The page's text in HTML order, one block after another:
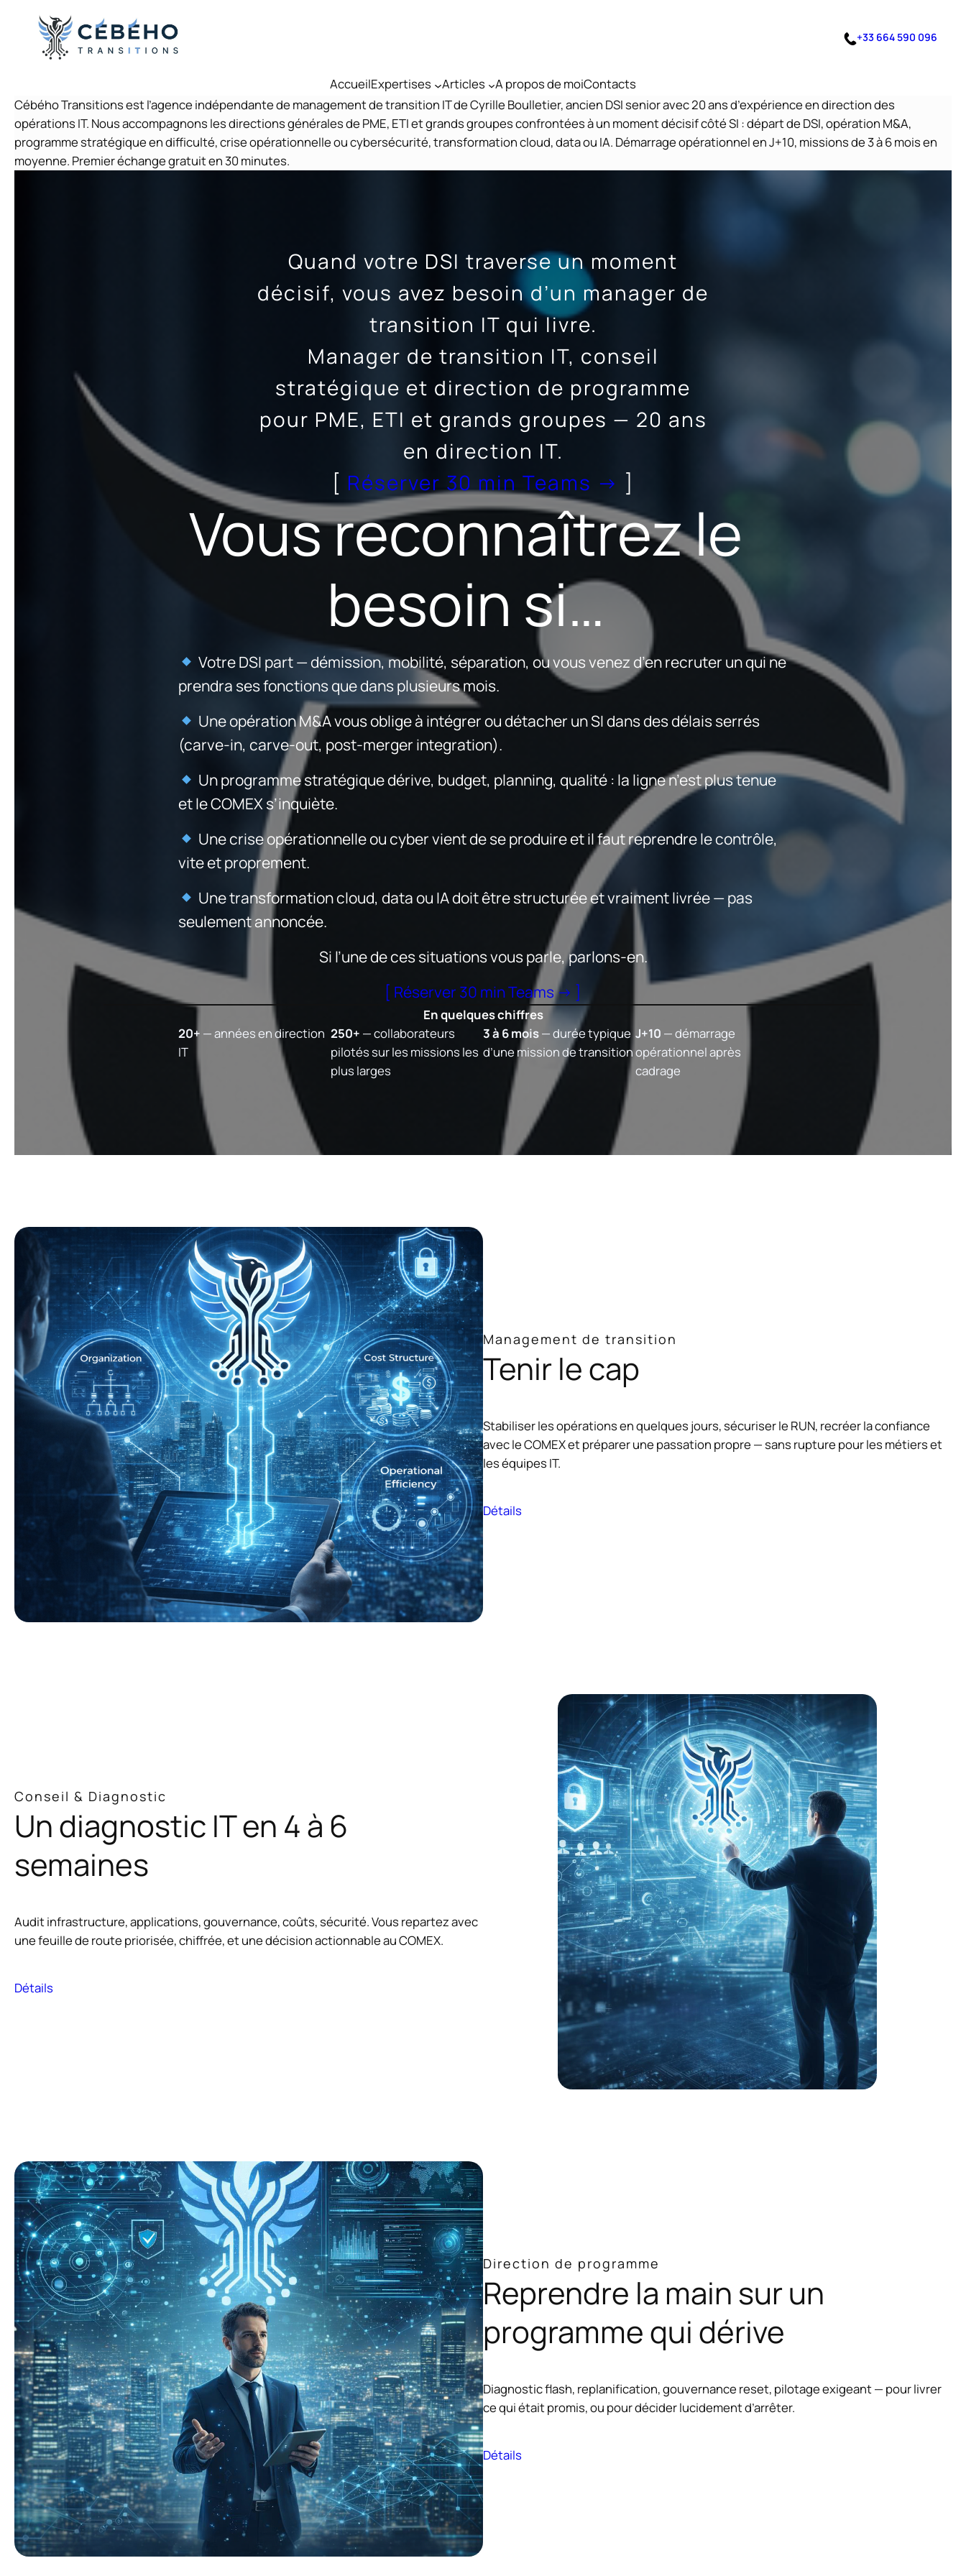
contenu
+33 664 590 096
AccueilExpertises Articles A propos de moiContacts
Cébého Transitions est l’agence indépendante de management de transition IT de Cyrille Boulletier, ancien DSI senior avec 20 ans d’expérience en direction des
opérations IT. Nous accompagnons les directions générales de PME, ETI et grands groupes confrontées à un moment décisif côté SI : départ de DSI, opération M&A,
programme stratégique en difficulté, crise opérationnelle ou cybersécurité, transformation cloud, data ou IA. Démarrage opérationnel en J+10, missions de 3 à 6 mois en
moyenne. Premier échange gratuit en 30 minutes.
Quand votre DSI traverse un moment
décisif, vous avez besoin d’un manager de
transition IT qui livre.
Manager de transition IT, conseil
stratégique et direction de programme
pour PME, ETI et grands groupes — 20 ans
en direction IT.
[ Réserver 30 min Teams → ]
Vous reconnaîtrez le
besoin si…
Votre DSI part — démission, mobilité, séparation, ou vous venez d’en recruter un qui ne
prendra ses fonctions que dans plusieurs mois.
Une opération M&A vous oblige à intégrer ou détacher un SI dans des délais serrés
(carve-in, carve-out, post-merger integration).
Un programme stratégique dérive, budget, planning, qualité : la ligne n’est plus tenue
et le COMEX s’inquiète.
Une crise opérationnelle ou cyber vient de se produire et il faut reprendre le contrôle,
vite et proprement.
Une transformation cloud, data ou IA doit être structurée et vraiment livrée — pas
seulement annoncée.
Si l’une de ces situations vous parle, parlons-en.
[ Réserver 30 min Teams → ]
En quelques chiffres
20+ — années en direction
IT
250+ — collaborateurs
pilotés sur les missions les
plus larges
3 à 6 mois— durée typique
d’une mission de transition
J+10 — démarrage
opérationnel après
cadrage
Management de transition
Tenir le cap
Stabiliser les opérations en quelques jours, sécuriser le RUN, recréer la confiance
avec le COMEX et préparer une passation propre — sans rupture pour les métiers et
les équipes IT.
Détails
Conseil & Diagnostic
Un diagnostic IT en 4 à 6
semaines
Audit infrastructure, applications, gouvernance, coûts, sécurité. Vous repartez avec
une feuille de route priorisée, chiffrée, et une décision actionnable au COMEX.
Détails
Direction de programme
Reprendre la main sur un
programme qui dérive
Diagnostic flash, replanification, gouvernance reset, pilotage exigeant — pour livrer
ce qui était promis, ou pour décider lucidement d’arrêter.
Détails